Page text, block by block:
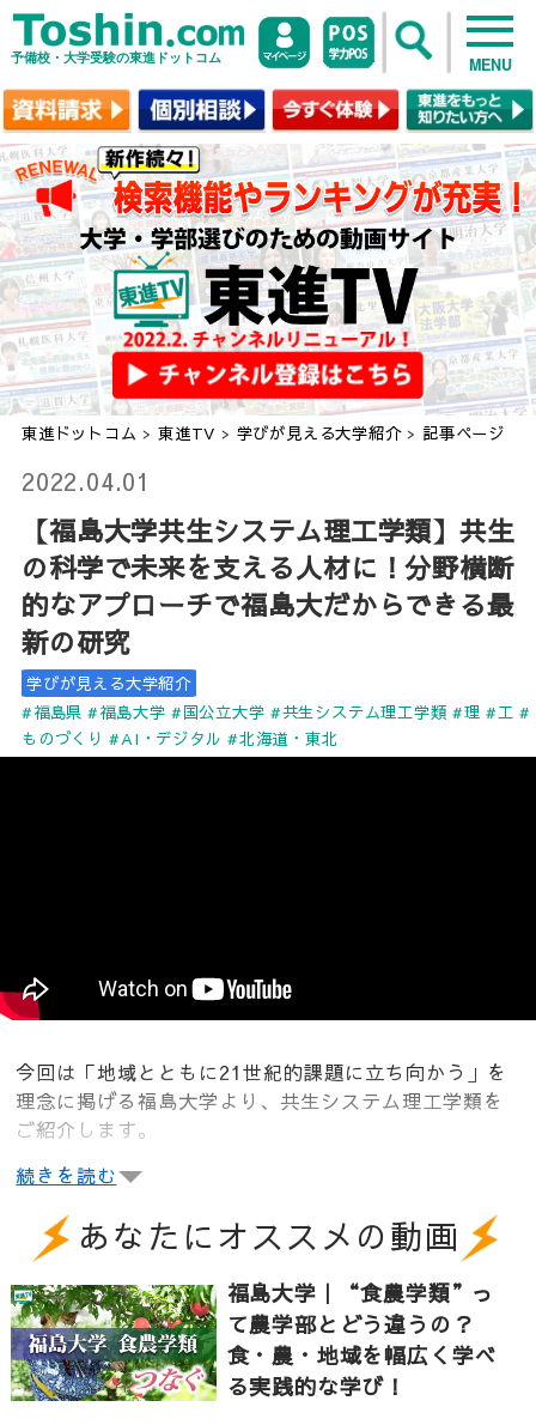
予備校・大学受験の東進ドットコム MENU
東進ドットコム > 東進TV > 学びが見える大学紹介> 記事ページ
2022.04.01
【福島大学共生システム理工学類】共生
の科学で未来を支える人材に！分野横断
的なアプローチで福島大だからできる最
新の研究
学びが見える大学紹介
#福島県 #福島大学 #国公立大学 #共生システム理工学類 #理 #工 #
ものづくり #AI・デジタル #北海道・東北
今回は「地域とともに21世紀的課題に立ち向かう」を
理念に掲げる福島大学より、共生システム理工学類を
ご紹介します。
私たちが普段無意識に行っている評価や判断をコンピ
ューターにさせるには、そのロジックを予測し解明す
はこれらをインフォマティクスな視点から研究してい
ます。進化を続けるAIと人間の共生の形とは？
続きを読む
あなたにオススメの動画
福島大学｜“食農学類”っ
て農学部とどう違うの？
食・農・地域を幅広く学べ
る実践的な学び！